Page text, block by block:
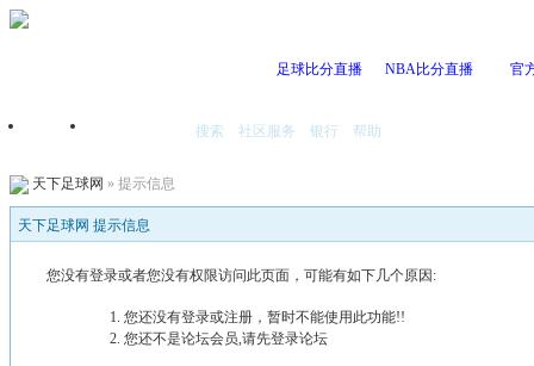
足球比分直播 NBA比分直播 官
首页 搜索 社区服务 银行 帮助
天下足球网 » 提示信息
天下足球网 提示信息
您没有登录或者您没有权限访问此页面，可能有如下几个原因:
您还没有登录或注册，暂时不能使用此功能!!
您还不是论坛会员,请先登录论坛